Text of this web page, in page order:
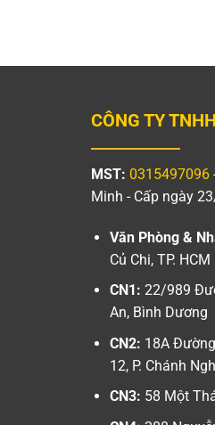
CÔNG TY
MST: 0315497096
Minh - Cấp ngày
Văn Phòng &
Củ Chi, TP. HCM
CN1: 22/989
An, Bình Dương
CN2: 18A
12, P. Chánh
CN3: 58 Một